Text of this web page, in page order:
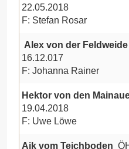
22.05.2018
F: Stefan Rosar
Alex von der Feldweide
16.12.017
F: Johanna Rainer
Hektor von den
19.04.2018
F: Uwe Löwe
Aik vom Teichboden